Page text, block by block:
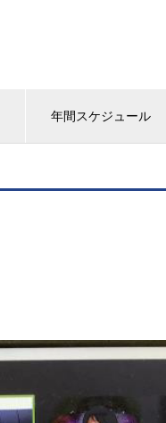
年間スケジュール